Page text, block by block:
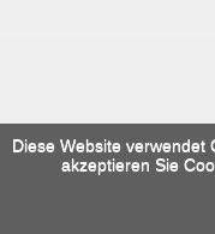
Diese Website verwendet
akzeptieren Sie